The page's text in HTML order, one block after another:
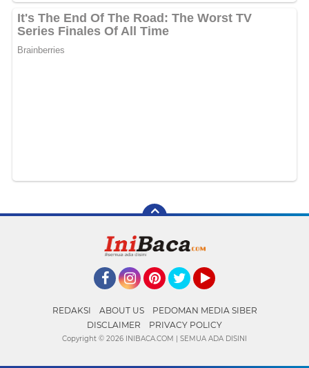
REDAKSI ABOUT US
PEDOMAN MEDIA SIBER
DISCLAIMER
PRIVACY POLICY
Copyright © 2026 INIBACA.COM | SEMUA ADA DISINI